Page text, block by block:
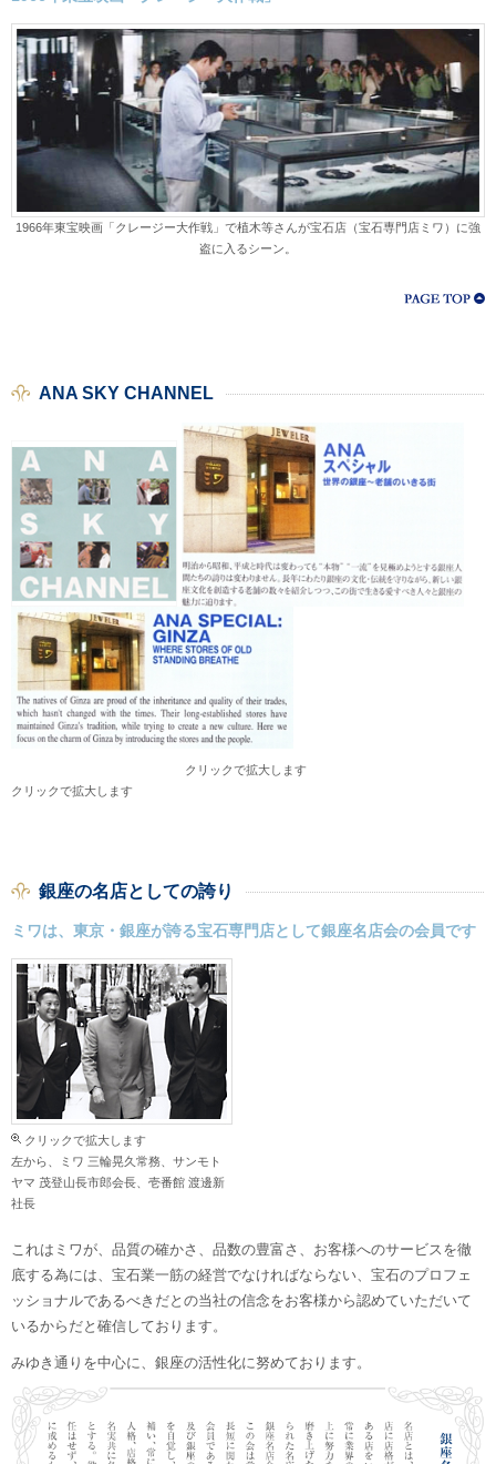
1966年東宝映画「クレージー大作戦」で植木等さんが宝石店（宝石専門店ミワ）に強
盗に入るシーン。
ANA SKY CHANNEL
クリックで拡大します
クリックで拡大します
銀座の名店としての誇り
ミワは、東京・銀座が誇る宝石専門店として銀座名店会の会員です
クリックで拡大します
左から、ミワ 三輪晃久常務、サンモト
ヤマ 茂登山長市郎会長、壱番館 渡邊新
社長
これはミワが、品質の確かさ、品数の豊富さ、お客様へのサービスを徹
底する為には、宝石業一筋の経営でなければならない、宝石のプロフェ
ッショナルであるべきだとの当社の信念をお客様から認めていただいて
いるからだと確信しております。
みゆき通りを中心に、銀座の活性化に努めております。